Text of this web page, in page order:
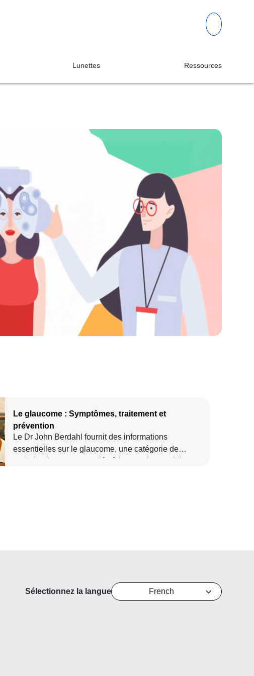
Lunettes Ressources
Le glaucome : Symptômes, traitement et
prévention
Le Dr John Berdahl fournit des informations
essentielles sur le glaucome, une catégorie de
maladie des yeux associée à la pression oculaire, y
Sélectionnez la langue French